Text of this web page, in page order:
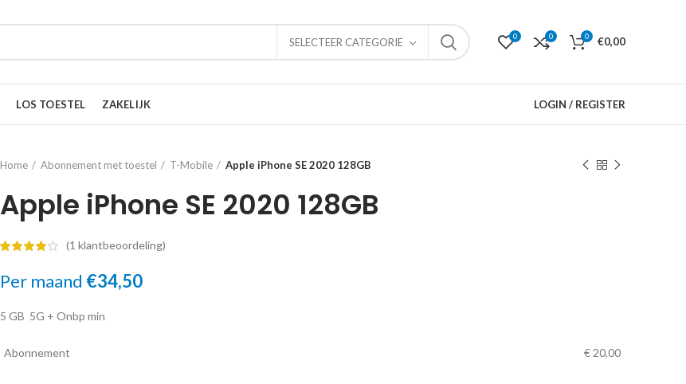
SELECTEER CATEGORIE 0 0 0 €0,00
LOS TOESTEL ZAKELIJK LOGIN / REGISTER
Home Abonnement met toestel T-Mobile Apple iPhone SE 2020 128GB
Apple iPhone SE 2020 128GB
(1 klantbeoordeling)
Per maand €34,50
5 GB 5G + Onbp min
Abonnement €20,00